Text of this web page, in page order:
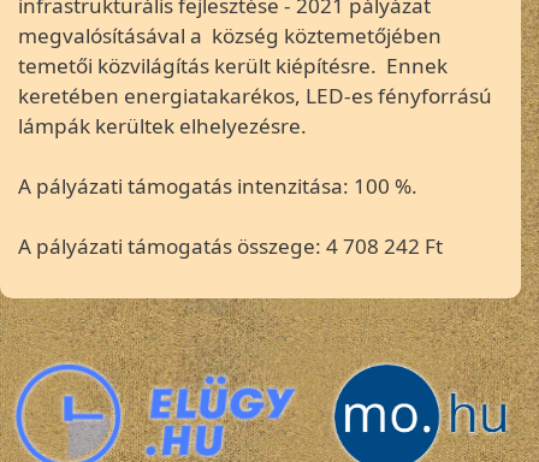
infrastrukturális fejlesztése - 2021 pályázat
megvalósításával a község köztemetőjében
temetői közvilágítás került kiépítésre. Ennek
keretében energiatakarékos, LED-es fényforrású
lámpák kerültek elhelyezésre.
A pályázati támogatás intenzitása: 100 %.
A pályázati támogatás összege: 4 708 242 Ft